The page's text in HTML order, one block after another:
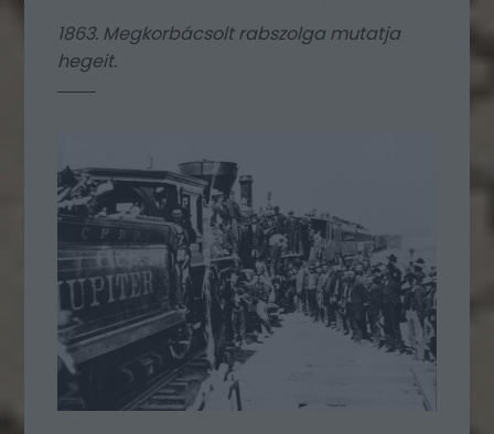
1863. Megkorbácsolt rabszolga mutatja
hegeit.